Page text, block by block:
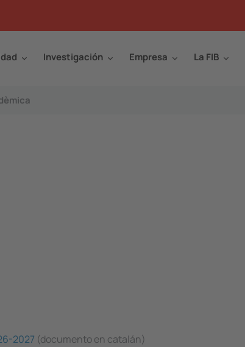
Investigación Empresa La FIB
2027 (documento en catalán)